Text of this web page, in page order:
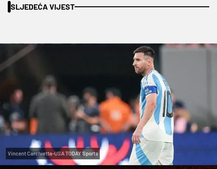
SLJEDEĆA VIJEST
Vincent Carchietta-USA TODAY Sports